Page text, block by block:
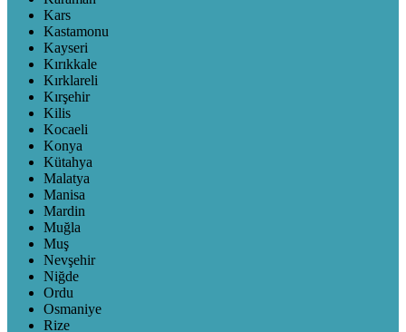
Kars
Kastamonu
Kayseri
Kırıkkale
Kırklareli
Kırşehir
Kilis
Kocaeli
Konya
Kütahya
Malatya
Manisa
Mardin
Muğla
Muş
Nevşehir
Niğde
Ordu
Osmaniye
Rize